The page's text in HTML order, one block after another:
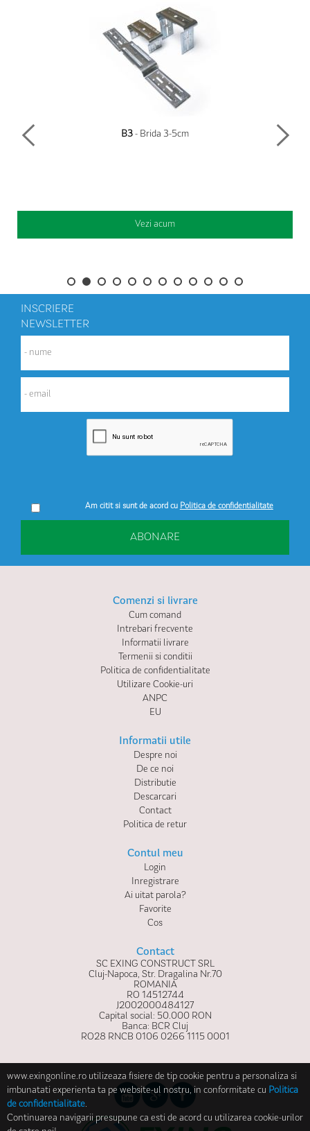
B3- Brida 3-5cm
Vezi acum
INSCRIERE
NEWSLETTER
Am citit si sunt de acord cu Politica de confidentialitate
ABONARE
Comenzi si livrare
Cum comand
Intrebari frecvente
Informatii livrare
Termenii si conditii
Politica de confidentialitate
Utilizare Cookie-uri
ANPC
EU
Informatii utile
Despre noi
De ce noi
Distributie
Descarcari
Contact
Politica de retur
Contul meu
Login
Inregistrare
Ai uitat parola?
Favorite
Cos
Contact
SC EXING CONSTRUCT SRL
Cluj-Napoca, Str. Dragalina Nr.70
ROMANIA
RO 14512744
J2002000484127
Capital social: 50.000 RON
Banca: BCR Cluj
RO28 RNCB 0106 0266 1115 0001
www.exingonline.ro utilizeaza fisiere de tip cookie pentru a personaliza si
imbunatati experienta ta pe website-ul nostru, in conformitate cu Politica
de confidentialitate.
Continuarea navigarii presupune ca esti de acord cu utilizarea cookie-urilor